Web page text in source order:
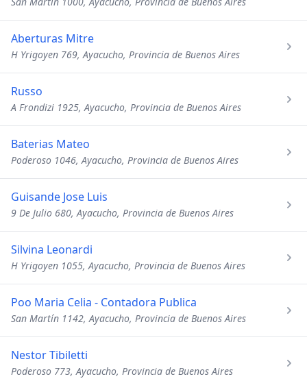
Aberturas Mitre
H Yrigoyen 769, Ayacucho, Provincia de Buenos Aires
Russo
A Frondizi 1925, Ayacucho, Provincia de Buenos Aires
Baterias Mateo
Poderoso 1046, Ayacucho, Provincia de Buenos Aires
Guisande Jose Luis
9 De Julio 680, Ayacucho, Provincia de Buenos Aires
Silvina Leonardi
H Yrigoyen 1055, Ayacucho, Provincia de Buenos Aires
Poo Maria Celia - Contadora Publica
San Martín 1142, Ayacucho, Provincia de Buenos Aires
Nestor Tibiletti
Poderoso 773, Ayacucho, Provincia de Buenos Aires